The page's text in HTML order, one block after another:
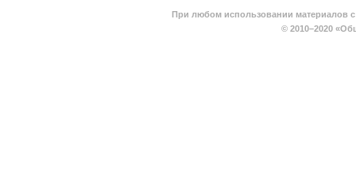
При любом использовании материалов
© 2010–2020